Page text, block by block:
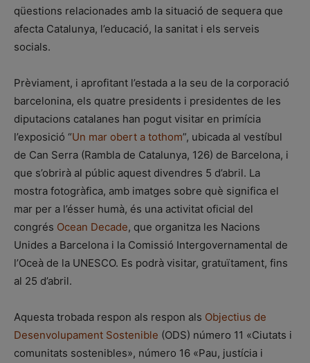
qüestions relacionades amb la situació de sequera que
afecta Catalunya, l’educació, la sanitat i els serveis
socials.
Prèviament, i aprofitant l’estada a la seu de la corporació
barcelonina, els quatre presidents i presidentes de les
diputacions catalanes han pogut visitar en primícia
l’exposició “Un mar obert a tothom”, ubicada al vestíbul
de Can Serra (Rambla de Catalunya, 126) de Barcelona, i
que s’obrirà al públic aquest divendres 5 d’abril. La
mostra fotogràfica, amb imatges sobre què significa el
mar per a l’ésser humà, és una activitat oficial del
congrés Ocean Decade, que organitza les Nacions
Unides a Barcelona i la Comissió Intergovernamental de
l’Oceà de la UNESCO. Es podrà visitar, gratuïtament, fins
al 25 d’abril.
Aquesta trobada respon als respon als Objectius de
Desenvolupament Sostenible (ODS) número 11 «Ciutats i
comunitats sostenibles», número 16 «Pau, justícia i